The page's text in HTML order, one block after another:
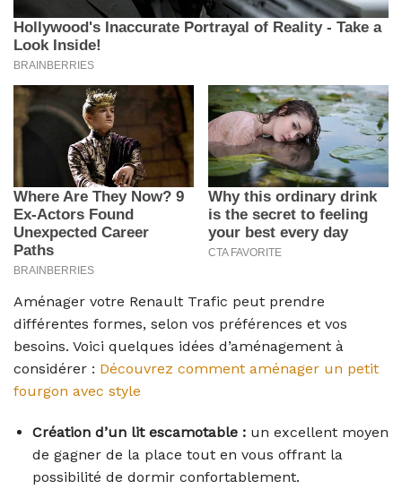
Aménager votre Renault Trafic peut prendre
différentes formes, selon vos préférences et vos
besoins. Voici quelques idées d’aménagement à
considérer : Découvrez comment aménager un petit
fourgon avec style
Création d’un lit escamotable :un excellent moyen
de gagner de la place tout en vous offrant la
possibilité de dormir confortablement.